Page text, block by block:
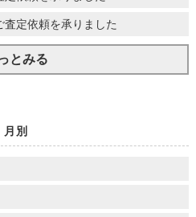
定依頼を承りました
とみる
月別